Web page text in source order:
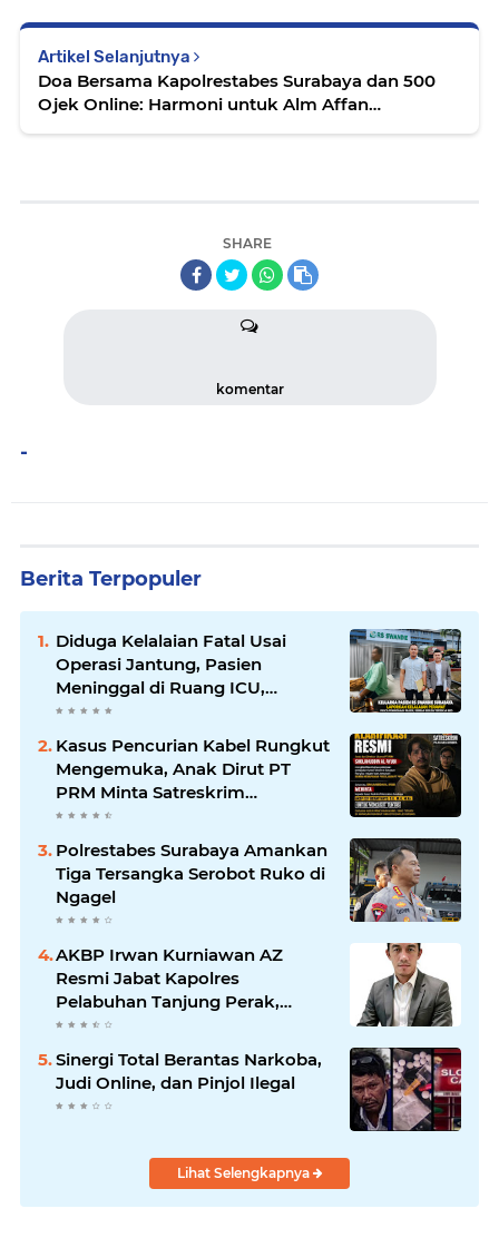
Artikel Selanjutnya
Doa Bersama Kapolrestabes Surabaya dan 500
Ojek Online: Harmoni untuk Alm Affan
SHARE
komentar
-
Berita Terpopuler
Diduga Kelalaian Fatal Usai
Operasi Jantung, Pasien
Meninggal di Ruang ICU,
Keluarga Tuntut RSUD dr.
Soewandhie Bertanggung
Jawab
Kasus Pencurian Kabel Rungkut
Mengemuka, Anak Dirut PT
PRM Minta Satreskrim
Polrestabes Surabaya Usut
Hingga Tuntas
Polrestabes Surabaya Amankan
Tiga Tersangka Serobot Ruko di
Ngagel
AKBP Irwan Kurniawan AZ
Resmi Jabat Kapolres
Pelabuhan Tanjung Perak,
Pimpinan Redaksi
HarianMataBerita.com
Sampaikan Ucapan Selamat
Sinergi Total Berantas Narkoba,
Judi Online, dan Pinjol Ilegal
Lihat Selengkapnya